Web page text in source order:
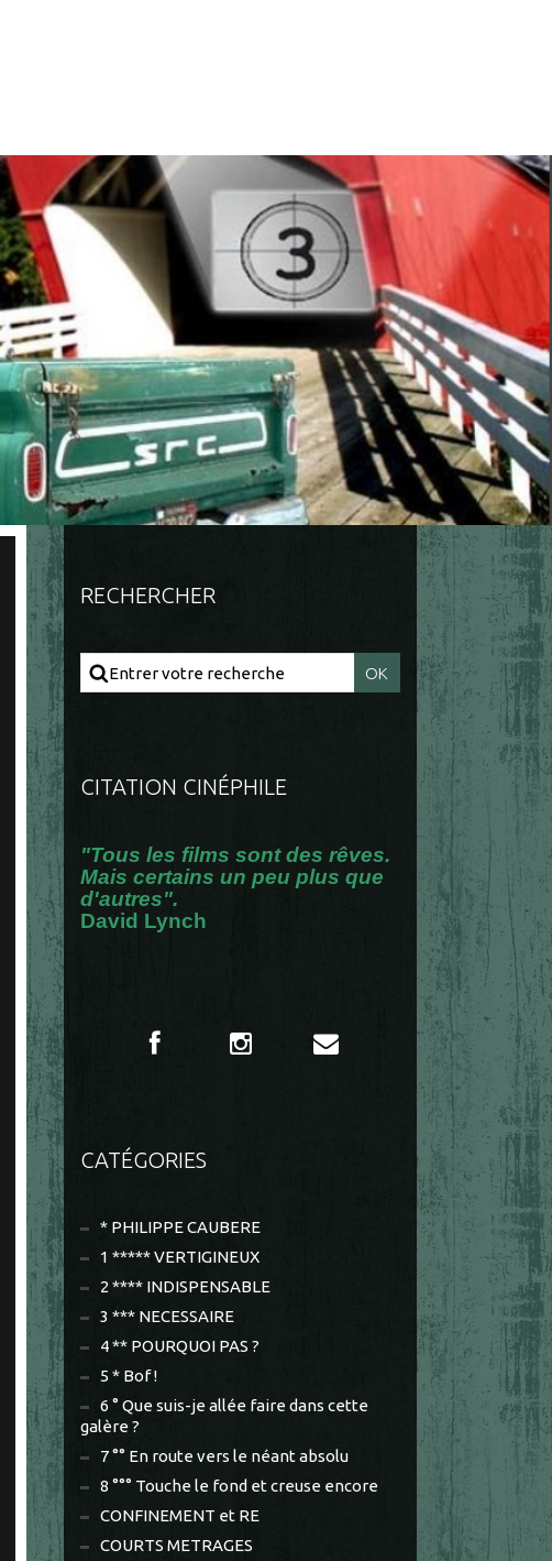
RECHERCHER
CITATION CINÉPHILE
"Tous les films sont des rêves.
Mais certains un peu plus que
d'autres".
David Lynch
CATÉGORIES
* PHILIPPE CAUBERE
1 ***** VERTIGINEUX
2 **** INDISPENSABLE
3 *** NECESSAIRE
4 ** POURQUOI PAS ?
5 * Bof !
6 ° Que suis-je allée faire dans cette
galère ?
7 °° En route vers le néant absolu
8 °°° Touche le fond et creuse encore
CONFINEMENT et RE
COURTS METRAGES